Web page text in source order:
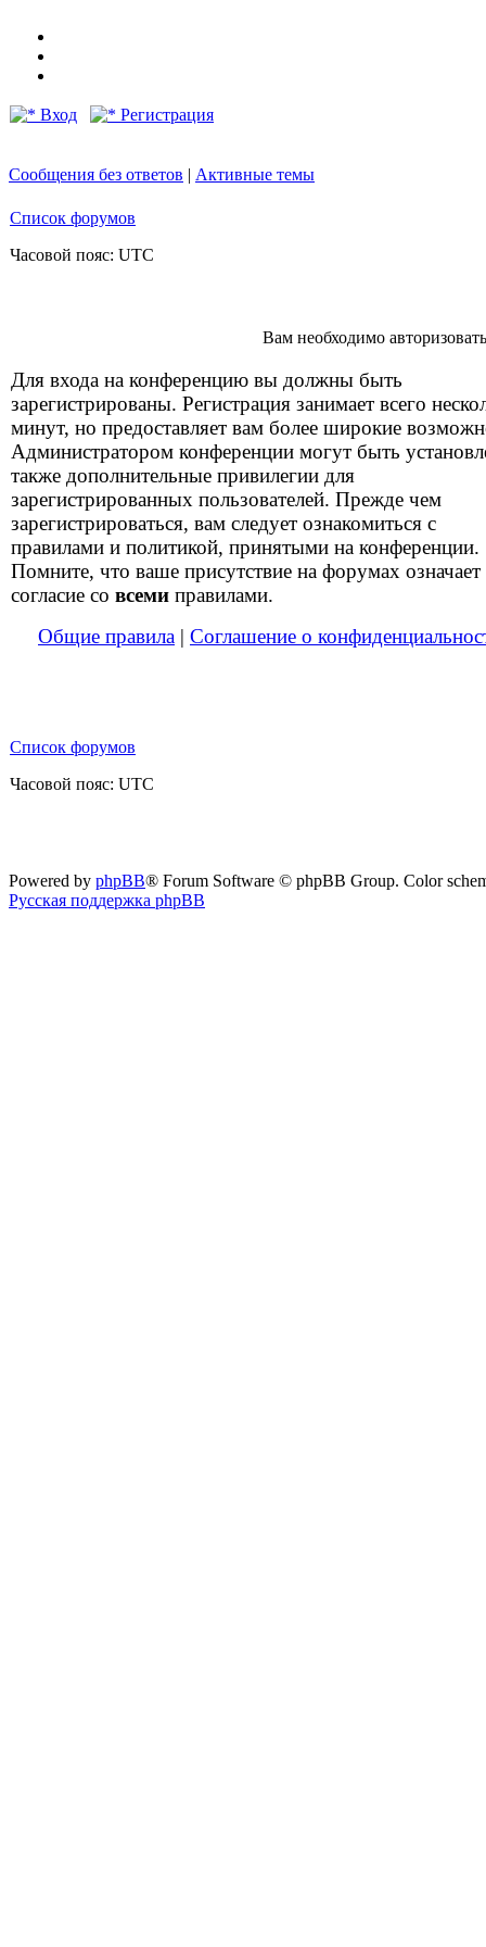
Вход Регистрация
Сообщения без ответов | Активные темы
Список форумов
Часовой пояс: UTC
Вам необходимо
Для входа на конференцию вы должны быть
зарегистрированы. Регистрация занимает всего
минут, но предоставляет вам более широкие
Администратором конференции могут быть
также дополнительные привилегии для
зарегистрированных пользователей. Прежде чем
зарегистрироваться, вам следует ознакомиться с
правилами и политикой, принятыми на конференции.
Помните, что ваше присутствие на форумах означает
согласие со всеми правилами.
Общие правила | Соглашение о
Список форумов
Часовой пояс: UTC
Powered by phpBB® Forum Software © phpBB Group. Color
Русская поддержка phpBB